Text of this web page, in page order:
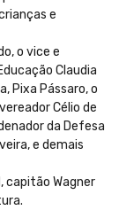
e
o vice e
Claudia
Pixa Pássaro, o
Célio de
da Defesa
e demais
capitão Wagner